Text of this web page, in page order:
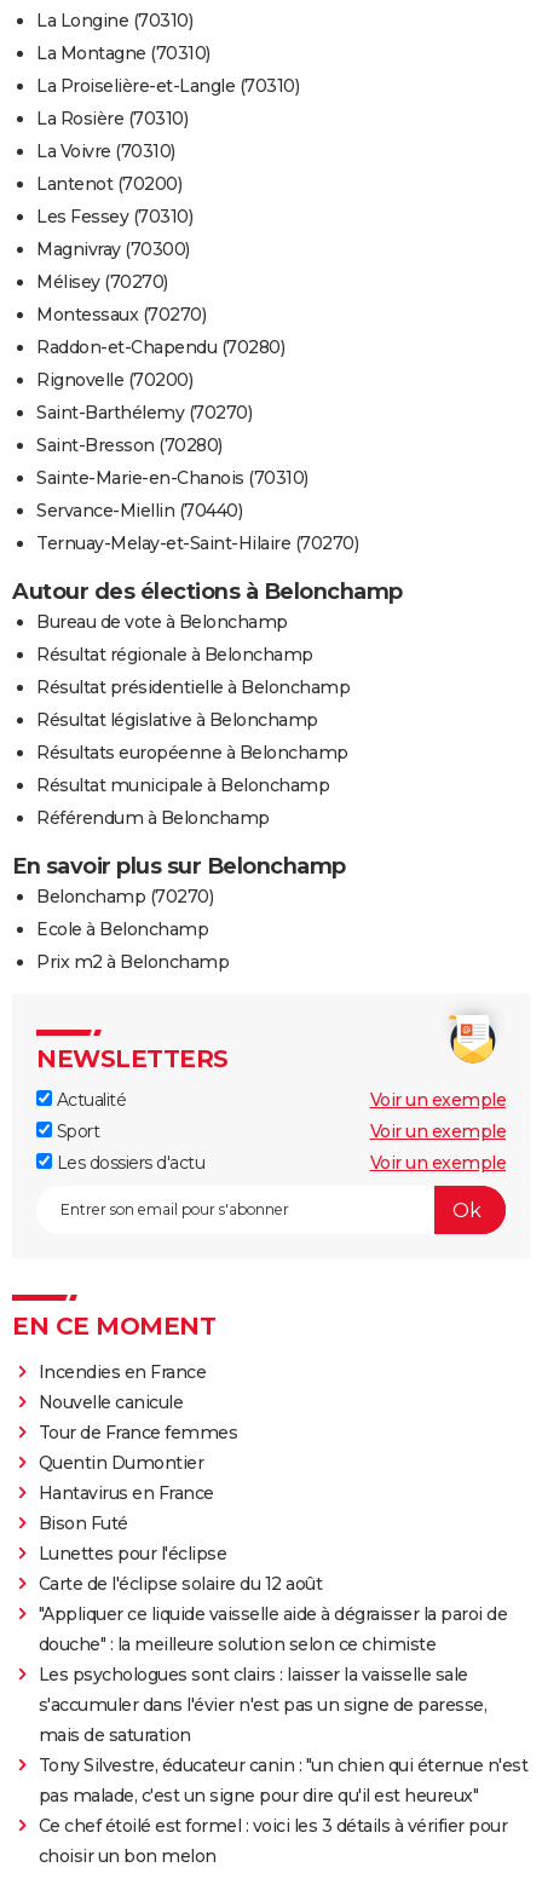
La Longine (70310)
La Montagne (70310)
La Proiselière-et-Langle (70310)
La Rosière (70310)
La Voivre (70310)
Lantenot (70200)
Les Fessey (70310)
Magnivray (70300)
Mélisey (70270)
Montessaux (70270)
Raddon-et-Chapendu (70280)
Rignovelle (70200)
Saint-Barthélemy (70270)
Saint-Bresson (70280)
Sainte-Marie-en-Chanois (70310)
Servance-Miellin (70440)
Ternuay-Melay-et-Saint-Hilaire (70270)
Autour des élections à Belonchamp
Bureau de vote à Belonchamp
Résultat régionale à Belonchamp
Résultat présidentielle à Belonchamp
Résultat législative à Belonchamp
Résultats européenne à Belonchamp
Résultat municipale à Belonchamp
Référendum à Belonchamp
En savoir plus sur Belonchamp
Belonchamp (70270)
Ecole à Belonchamp
Prix m2 à Belonchamp
NEWSLETTERS
Actualité
Voir un exemple
Sport
Voir un exemple
Les dossiers d'actu
Voir un exemple
EN CE MOMENT
Incendies en France
Nouvelle canicule
Tour de France femmes
Quentin Dumontier
Hantavirus en France
Bison Futé
Lunettes pour l'éclipse
Carte de l'éclipse solaire du 12 août
"Appliquer ce liquide vaisselle aide à dégraisser la paroi de
douche" : la meilleure solution selon ce chimiste
Les psychologues sont clairs : laisser la vaisselle sale
s'accumuler dans l'évier n'est pas un signe de paresse,
mais de saturation
Tony Silvestre, éducateur canin : "un chien qui éternue n'est
pas malade, c'est un signe pour dire qu'il est heureux"
Ce chef étoilé est formel : voici les 3 détails à vérifier pour
choisir un bon melon